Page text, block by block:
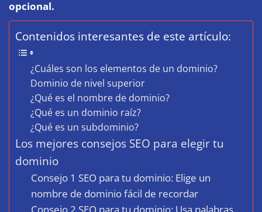
opcional.
Contenidos interesantes de este artículo:
¿Cuáles son los elementos de un dominio?
Dominio de nivel superior
¿Qué es el nombre de dominio?
¿Qué es un dominio raíz?
¿Qué es un subdominio?
Los mejores consejos SEO para elegir tu
dominio
Consejo 1 SEO para tu dominio: Elige un
nombre de dominio fácil de recordar
Consejo 2 SEO para tu dominio: Usa palabras